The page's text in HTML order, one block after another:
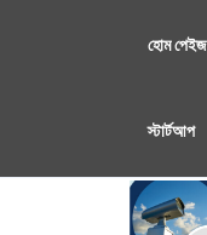
হোম পেইজ
স্টার্টআপ